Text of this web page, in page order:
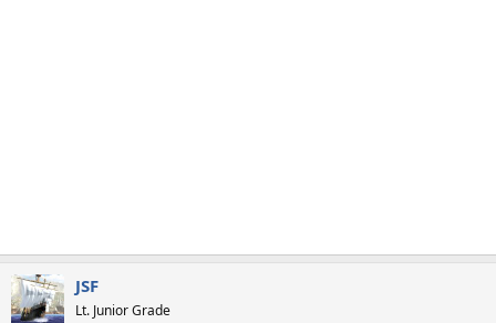
JSF
Lt. Junior Grade